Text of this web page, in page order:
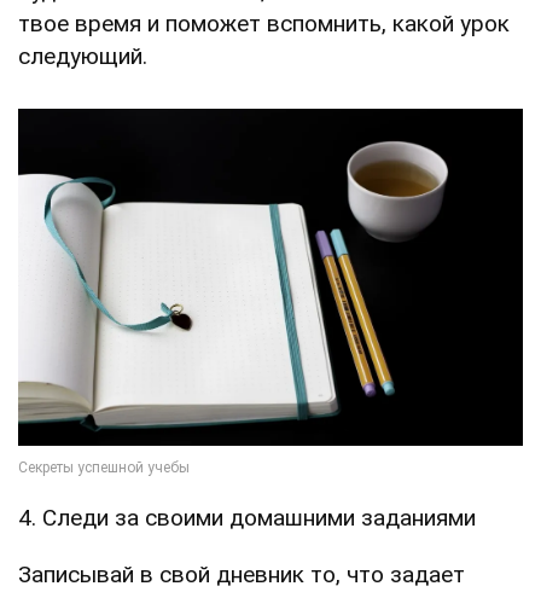
твое время и поможет вспомнить, какой урок
следующий.
4. Следи за своими домашними заданиями
Записывай в свой дневник то, что задает